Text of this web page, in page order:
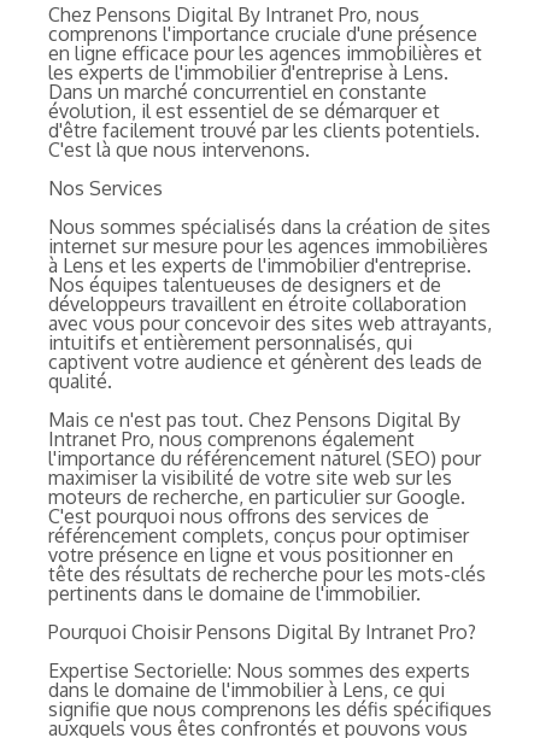
Chez Pensons Digital By Intranet Pro, nous
comprenons l'importance cruciale d'une présence
en ligne efficace pour les agences immobilières et
les experts de l'immobilier d'entreprise à Lens.
Dans un marché concurrentiel en constante
évolution, il est essentiel de se démarquer et
d'être facilement trouvé par les clients potentiels.
C'est là que nous intervenons.
Nos Services
Nous sommes spécialisés dans la création de sites
internet sur mesure pour les agences immobilières
à Lens et les experts de l'immobilier d'entreprise.
Nos équipes talentueuses de designers et de
développeurs travaillent en étroite collaboration
avec vous pour concevoir des sites web attrayants,
intuitifs et entièrement personnalisés, qui
captivent votre audience et génèrent des leads de
qualité.
Mais ce n'est pas tout. Chez Pensons Digital By
Intranet Pro, nous comprenons également
l'importance du référencement naturel (SEO) pour
maximiser la visibilité de votre site web sur les
moteurs de recherche, en particulier sur Google.
C'est pourquoi nous offrons des services de
référencement complets, conçus pour optimiser
votre présence en ligne et vous positionner en
tête des résultats de recherche pour les mots-clés
pertinents dans le domaine de l'immobilier.
Pourquoi Choisir Pensons Digital By Intranet Pro?
Expertise Sectorielle: Nous sommes des experts
dans le domaine de l'immobilier à Lens, ce qui
signifie que nous comprenons les défis spécifiques
auxquels vous êtes confrontés et pouvons vous